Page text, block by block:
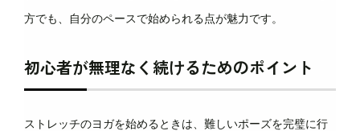
方でも、自分のペースで始められる点が魅力です。
初心者が無理なく続けるためのポイント
ストレッチのヨガを始めるときは、難しいポーズを完璧に行